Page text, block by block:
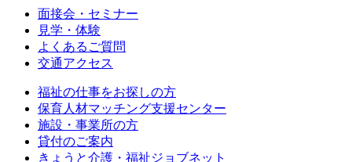
面接会・セミナー
見学・体験
よくあるご質問
交通アクセス
福祉の仕事をお探しの方
保育人材マッチング支援センター
施設・事業所の方
貸付のご案内
きょうと介護・福祉ジョブネット